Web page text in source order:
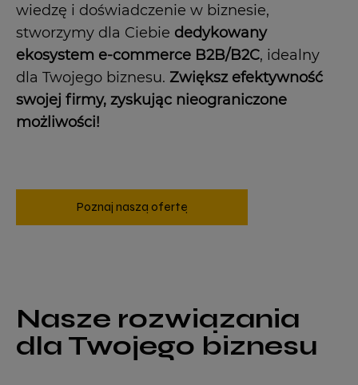
wiedzę i doświadczenie w biznesie,
stworzymy dla Ciebie dedykowany
ekosystem e-commerce B2B/B2C, idealny
dla Twojego biznesu. Zwiększ efektywność
swojej firmy, zyskując nieograniczone
możliwości!
Poznaj naszą ofertę
Nasze rozwiązania
dla Twojego biznesu